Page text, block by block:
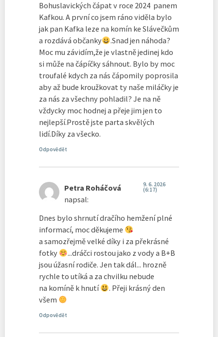
Bohuslavických čápat v roce 2024 panem
Kafkou. A první co jsem ráno viděla bylo
jak pan Kafka leze na komín ke Slávečkům
a rozdává občanky
.Snad jen náhoda?
Moc mu závidím,že je vlastně jedinej kdo
si může na čápíčky sáhnout. Bylo by moc
troufalé kdych za nás čápomily poprosila
aby až bude kroužkovat ty naše miláčky je
za nás za všechny pohladil? Je na ně
vždycky moc hodnej a přeje jim jen to
nejlepší.Prostě jste parta skvělých
lidí.Díky za všecko.
Odpovědět
Petra Roháčová
napsal:
9. 6. 2026
(6:17)
Dnes bylo shrnutí dračího hemžení plné
informací, moc děkujeme
a samozřejmě velké díky i za překrásné
fotky
...dráčci rostou jako z vody a B+B
jsou úžasní rodiče. Jen tak dál... hrozně
rychle to utíká a za chvilku nebude
na komíně k hnutí
. Přeji krásný den
všem
Odpovědět